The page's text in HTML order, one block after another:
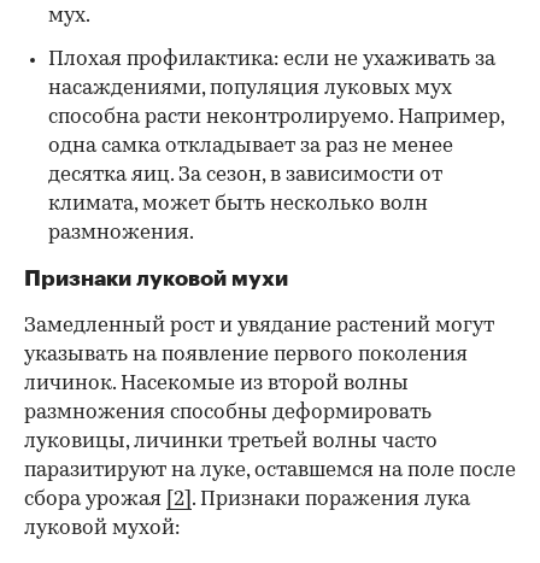
мух.
Плохая профилактика: если не ухаживать за
насаждениями, популяция луковых мух
способна расти неконтролируемо. Например,
одна самка откладывает за раз не менее
десятка яиц. За сезон, в зависимости от
климата, может быть несколько волн
размножения.
Признаки луковой мухи
Замедленный рост и увядание растений могут
указывать на появление первого поколения
личинок. Насекомые из второй волны
размножения способны деформировать
луковицы, личинки третьей волны часто
паразитируют на луке, оставшемся на поле после
сбора урожая [2] . Признаки поражения лука
луковой мухой: